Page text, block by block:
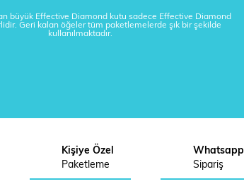
büyük Effective Diamond kutu sadece Effective Diamond
Geri kalan öğeler tüm paketlemelerde şık bir şekilde
kullanılmaktadır.
Kişiye Özel
Paketleme
Whatsapp
Sipariş